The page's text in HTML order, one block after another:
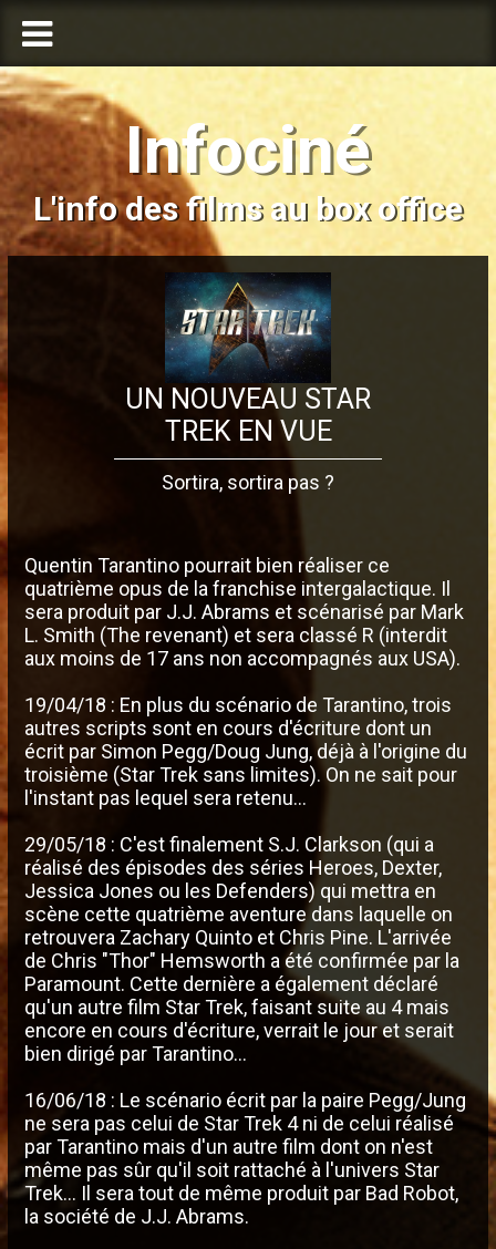
Infociné
L'info des films au box office
UN NOUVEAU STAR
TREK EN VUE
Sortira, sortira pas ?
Quentin Tarantino pourrait bien réaliser ce
quatrième opus de la franchise intergalactique. Il
sera produit par J.J. Abrams et scénarisé par Mark
L. Smith (The revenant) et sera classé R (interdit
aux moins de 17 ans non accompagnés aux USA).
19/04/18 : En plus du scénario de Tarantino, trois
autres scripts sont en cours d'écriture dont un
écrit par Simon Pegg/Doug Jung, déjà à l'origine du
troisième (Star Trek sans limites). On ne sait pour
l'instant pas lequel sera retenu...
29/05/18 : C'est finalement S.J. Clarkson (qui a
réalisé des épisodes des séries Heroes, Dexter,
Jessica Jones ou les Defenders) qui mettra en
scène cette quatrième aventure dans laquelle on
retrouvera Zachary Quinto et Chris Pine. L'arrivée
de Chris "Thor" Hemsworth a été confirmée par la
Paramount. Cette dernière a également déclaré
qu'un autre film Star Trek, faisant suite au 4 mais
encore en cours d'écriture, verrait le jour et serait
bien dirigé par Tarantino...
16/06/18 : Le scénario écrit par la paire Pegg/Jung
ne sera pas celui de Star Trek 4 ni de celui réalisé
par Tarantino mais d'un autre film dont on n'est
même pas sûr qu'il soit rattaché à l'univers Star
Trek... Il sera tout de même produit par Bad Robot,
la société de J.J. Abrams.